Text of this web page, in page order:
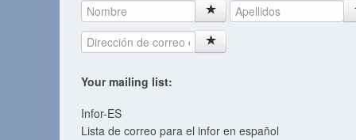
Your mailing list:
Infor-ES
Lista de correo para el infor en español